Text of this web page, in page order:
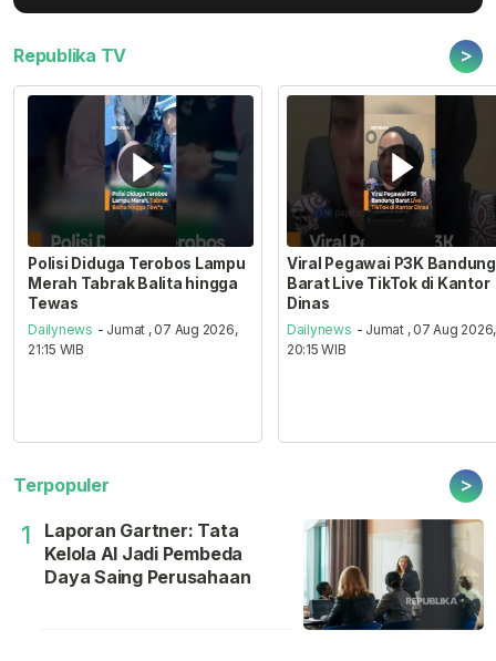
Republika TV >
Polisi Diduga Terobos Lampu
Merah Tabrak Balita hingga
Tewas
Dailynews - Jumat , 07 Aug 2026,
21:15 WIB
Viral Pegawai P3K Bandung
Barat Live TikTok di Kantor
Dinas
Dailynews - Jumat , 07 Aug 2026,
20:15 WIB
Terpopuler >
1
Laporan Gartner: Tata
Kelola AI Jadi Pembeda
Daya Saing Perusahaan